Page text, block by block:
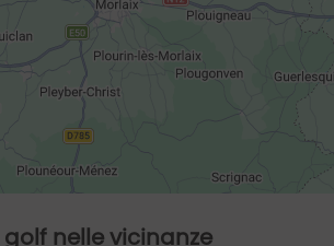
nelle vicinanze